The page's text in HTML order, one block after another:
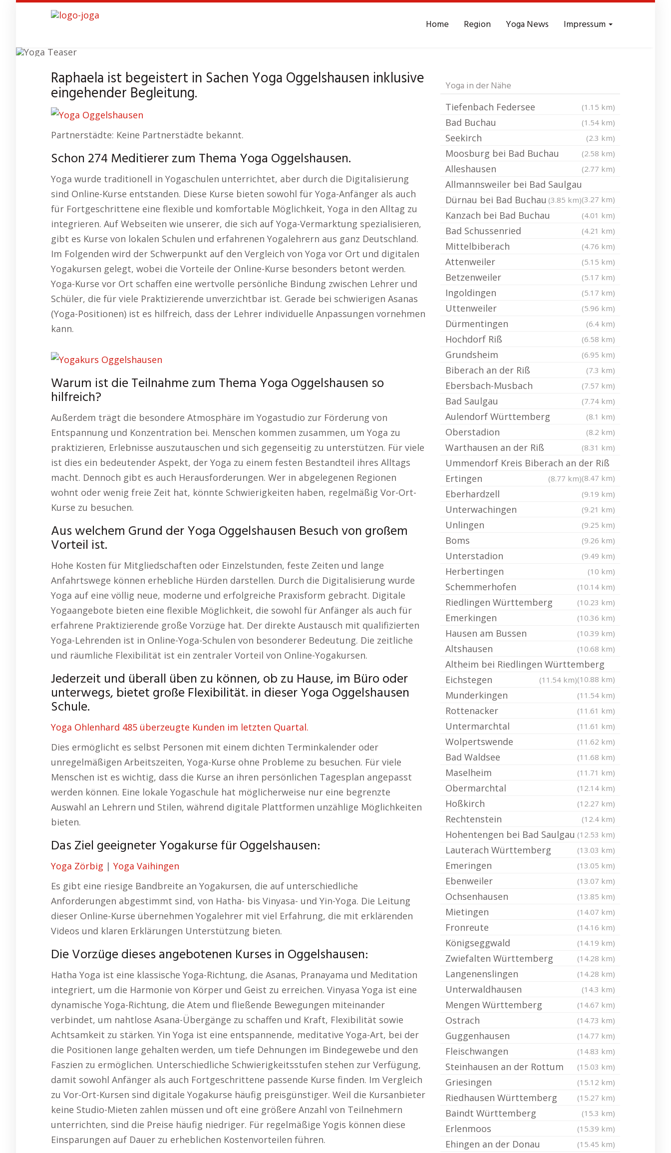
content
Home Region Yoga News Impressum
Yoga Oggelshausen
Raphaela ist begeistert in Sachen Yoga Oggelshausen inklusive
eingehender Begleitung.
Partnerstädte: Keine Partnerstädte bekannt.
Schon 274 Meditierer zum Thema Yoga Oggelshausen.
Yoga wurde traditionell in Yogaschulen unterrichtet, aber durch die Digitalisierung
sind Online-Kurse entstanden. Diese Kurse bieten sowohl für Yoga-Anfänger als auch
für Fortgeschrittene eine flexible und komfortable Möglichkeit, Yoga in den Alltag zu
integrieren. Auf Webseiten wie unserer, die sich auf Yoga-Vermarktung spezialisieren,
gibt es Kurse von lokalen Schulen und erfahrenen Yogalehrern aus ganz Deutschland.
Im Folgenden wird der Schwerpunkt auf den Vergleich von Yoga vor Ort und digitalen
Yogakursen gelegt, wobei die Vorteile der Online-Kurse besonders betont werden.
Yoga-Kurse vor Ort schaffen eine wertvolle persönliche Bindung zwischen Lehrer und
Schüler, die für viele Praktizierende unverzichtbar ist. Gerade bei schwierigen Asanas
(Yoga-Positionen) ist es hilfreich, dass der Lehrer individuelle Anpassungen vornehmen
kann.
Warum ist die Teilnahme zum Thema Yoga Oggelshausen so
hilfreich?
Außerdem trägt die besondere Atmosphäre im Yogastudio zur Förderung von
Entspannung und Konzentration bei. Menschen kommen zusammen, um Yoga zu
praktizieren, Erlebnisse auszutauschen und sich gegenseitig zu unterstützen. Für viele
ist dies ein bedeutender Aspekt, der Yoga zu einem festen Bestandteil ihres Alltags
macht. Dennoch gibt es auch Herausforderungen. Wer in abgelegenen Regionen
wohnt oder wenig freie Zeit hat, könnte Schwierigkeiten haben, regelmäßig Vor-Ort-
Kurse zu besuchen.
Aus welchem Grund der Yoga Oggelshausen Besuch von großem
Vorteil ist.
Hohe Kosten für Mitgliedschaften oder Einzelstunden, feste Zeiten und lange
Anfahrtswege können erhebliche Hürden darstellen. Durch die Digitalisierung wurde
Yoga auf eine völlig neue, moderne und erfolgreiche Praxisform gebracht. Digitale
Yogaangebote bieten eine flexible Möglichkeit, die sowohl für Anfänger als auch für
erfahrene Praktizierende große Vorzüge hat. Der direkte Austausch mit qualifizierten
Yoga-Lehrenden ist in Online-Yoga-Schulen von besonderer Bedeutung. Die zeitliche
und räumliche Flexibilität ist ein zentraler Vorteil von Online-Yogakursen.
Jederzeit und überall üben zu können, ob zu Hause, im Büro oder
unterwegs, bietet große Flexibilität. in dieser Yoga Oggelshausen
Schule.
Yoga Ohlenhard 485 überzeugte Kunden im letzten Quartal.
Dies ermöglicht es selbst Personen mit einem dichten Terminkalender oder
unregelmäßigen Arbeitszeiten, Yoga-Kurse ohne Probleme zu besuchen. Für viele
Menschen ist es wichtig, dass die Kurse an ihren persönlichen Tagesplan angepasst
werden können. Eine lokale Yogaschule hat möglicherweise nur eine begrenzte
Auswahl an Lehrern und Stilen, während digitale Plattformen unzählige Möglichkeiten
bieten.
Das Ziel geeigneter Yogakurse für Oggelshausen:
Yoga Zörbig | Yoga Vaihingen
Es gibt eine riesige Bandbreite an Yogakursen, die auf unterschiedliche
Anforderungen abgestimmt sind, von Hatha- bis Vinyasa- und Yin-Yoga. Die Leitung
dieser Online-Kurse übernehmen Yogalehrer mit viel Erfahrung, die mit erklärenden
Videos und klaren Erklärungen Unterstützung bieten.
Die Vorzüge dieses angebotenen Kurses in Oggelshausen:
Hatha Yoga ist eine klassische Yoga-Richtung, die Asanas, Pranayama und Meditation
integriert, um die Harmonie von Körper und Geist zu erreichen. Vinyasa Yoga ist eine
dynamische Yoga-Richtung, die Atem und fließende Bewegungen miteinander
verbindet, um nahtlose Asana-Übergänge zu schaffen und Kraft, Flexibilität sowie
Achtsamkeit zu stärken. Yin Yoga ist eine entspannende, meditative Yoga-Art, bei der
die Positionen lange gehalten werden, um tiefe Dehnungen im Bindegewebe und den
Faszien zu ermöglichen. Unterschiedliche Schwierigkeitsstufen stehen zur Verfügung,
damit sowohl Anfänger als auch Fortgeschrittene passende Kurse finden. Im Vergleich
zu Vor-Ort-Kursen sind digitale Yogakurse häufig preisgünstiger. Weil die Kursanbieter
keine Studio-Mieten zahlen müssen und oft eine größere Anzahl von Teilnehmern
unterrichten, sind die Preise häufig niedriger. Für regelmäßige Yogis können diese
Einsparungen auf Dauer zu erheblichen Kostenvorteilen führen.
Yoga in der Nähe
Tiefenbach Federsee (1.15 km)
Bad Buchau (1.54 km)
Seekirch (2.3 km)
Moosburg bei Bad Buchau (2.58 km)
Alleshausen (2.77 km)
Allmannsweiler bei Bad Saulgau
(3.27 km)
Dürnau bei Bad Buchau (3.85 km)
Kanzach bei Bad Buchau (4.01 km)
Bad Schussenried (4.21 km)
Mittelbiberach (4.76 km)
Attenweiler (5.15 km)
Betzenweiler (5.17 km)
Ingoldingen (5.17 km)
Uttenweiler (5.96 km)
Dürmentingen (6.4 km)
Hochdorf Riß (6.58 km)
Grundsheim (6.95 km)
Biberach an der Riß (7.3 km)
Ebersbach-Musbach (7.57 km)
Bad Saulgau (7.74 km)
Aulendorf Württemberg (8.1 km)
Oberstadion (8.2 km)
Warthausen an der Riß (8.31 km)
Ummendorf Kreis Biberach an der Riß
(8.47 km)
Ertingen (8.77 km)
Eberhardzell (9.19 km)
Unterwachingen (9.21 km)
Unlingen (9.25 km)
Boms (9.26 km)
Unterstadion (9.49 km)
Herbertingen (10 km)
Schemmerhofen (10.14 km)
Riedlingen Württemberg (10.23 km)
Emerkingen (10.36 km)
Hausen am Bussen (10.39 km)
Altshausen (10.68 km)
Altheim bei Riedlingen Württemberg
(10.88 km)
Eichstegen (11.54 km)
Munderkingen (11.54 km)
Rottenacker (11.61 km)
Untermarchtal (11.61 km)
Wolpertswende (11.62 km)
Bad Waldsee (11.68 km)
Maselheim (11.71 km)
Obermarchtal (12.14 km)
Hoßkirch (12.27 km)
Rechtenstein (12.4 km)
Hohentengen bei Bad Saulgau (12.53 km)
Lauterach Württemberg (13.03 km)
Emeringen (13.05 km)
Ebenweiler (13.07 km)
Ochsenhausen (13.85 km)
Mietingen (14.07 km)
Fronreute (14.16 km)
Königseggwald (14.19 km)
Zwiefalten Württemberg (14.28 km)
Langenenslingen (14.28 km)
Unterwaldhausen (14.3 km)
Mengen Württemberg (14.67 km)
Ostrach (14.73 km)
Guggenhausen (14.77 km)
Fleischwangen (14.83 km)
Steinhausen an der Rottum (15.03 km)
Griesingen (15.12 km)
Riedhausen Württemberg (15.27 km)
Baindt Württemberg (15.3 km)
Erlenmoos (15.39 km)
Ehingen an der Donau (15.45 km)